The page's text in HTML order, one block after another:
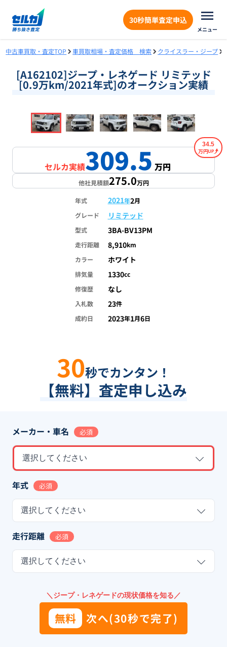
30秒簡単査定申込
メニュー
中古車買取・査定TOP 車買取相場・査定価格 検索 クライスラー・ジープ
[A162102]ジープ・レネゲード リミテッド
[0.9万km/2021年式]のオークション実績
1/18
セルカ実績309.5万円
34.5
万円
他社見積額275.0万円
年式 2021年2月
グレード
リミテッド
型式 3BA-BV13PM
走行距離 8,910km
カラー
ホワイト
排気量 1330cc
修復歴
なし
入札数 23件
成約日
2023年1月6日
30秒でカンタン！
【無料】査定申し込み
メーカー・車名 必須
選択してください
年式 必須
選択してください
走行距離 必須
選択してください
＼ジープ・レネゲードの現状価格を知る／
無料 次へ(30秒で完了)